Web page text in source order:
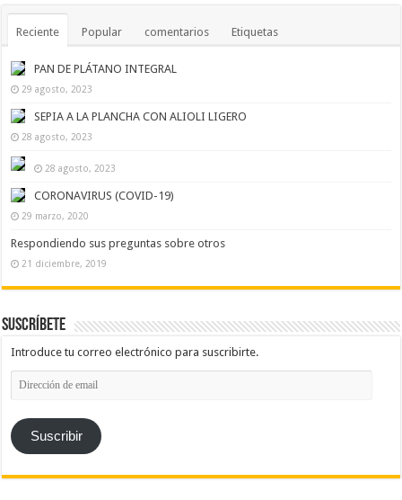
Reciente Popular comentarios Etiquetas
PAN DE PLÁTANO INTEGRAL
29 agosto, 2023
SEPIA A LA PLANCHA CON ALIOLI LIGERO
28 agosto, 2023
28 agosto, 2023
CORONAVIRUS (COVID-19)
29 marzo, 2020
Respondiendo sus preguntas sobre otros
21 diciembre, 2019
Suscríbete
Introduce tu correo electrónico para suscribirte.
Dirección
de
Suscribir